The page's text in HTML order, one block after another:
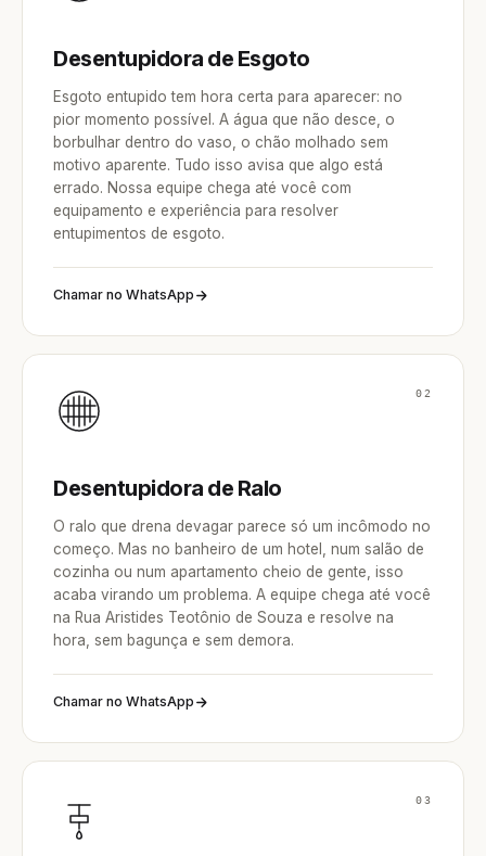
Desentupidora de Esgoto
Esgoto entupido tem hora certa para aparecer: no
pior momento possível. A água que não desce, o
borbulhar dentro do vaso, o chão molhado sem
motivo aparente. Tudo isso avisa que algo está
errado. Nossa equipe chega até você com
equipamento e experiência para resolver
entupimentos de esgoto.
Chamar no WhatsApp
02
Desentupidora de Ralo
O ralo que drena devagar parece só um incômodo no
começo. Mas no banheiro de um hotel, num salão de
cozinha ou num apartamento cheio de gente, isso
acaba virando um problema. A equipe chega até você
na Rua Aristides Teotônio de Souza e resolve na
hora, sem bagunça e sem demora.
Chamar no WhatsApp
03